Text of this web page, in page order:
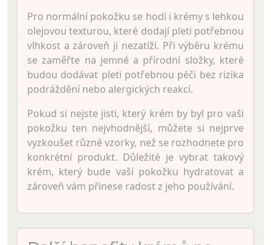
Pro normální pokožku se hodí i krémy s lehkou
olejovou texturou, které dodají pleti potřebnou
vlhkost a zároveň ji nezatíží. Při výběru krému
se zaměřte na jemné a přírodní složky, které
budou dodávat pleti potřebnou péči bez rizika
podráždění nebo alergických reakcí.
Pokud si nejste jisti, který krém by byl pro vaši
pokožku ten nejvhodnější, můžete si nejprve
vyzkoušet různé vzorky, než se rozhodnete pro
konkrétní produkt. Důležité je vybrat takový
krém, který bude vaší pokožku hydratovat a
zároveň vám přinese radost z jeho používání.